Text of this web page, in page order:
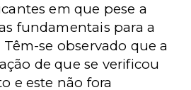
em que pese a
fundamentais para a
se observado que a
de que se verificou
e este não fora